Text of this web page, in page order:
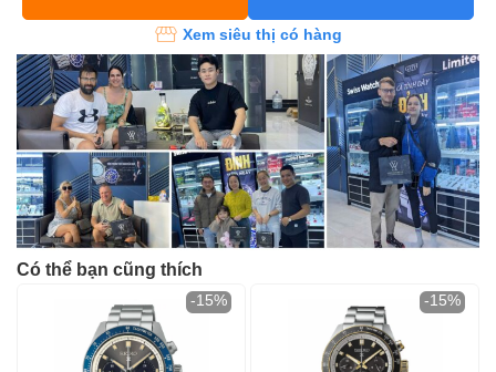
Xem siêu thị có hàng
Có thể bạn cũng thích
-15% -15%